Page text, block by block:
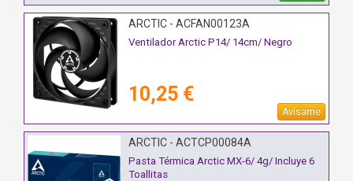
ARCTIC - ACFAN00123A
Ventilador Arctic P14/ 14cm/ Negro
10,25 €
Avísame
ARCTIC - ACTCP00084A
Pasta Térmica Arctic MX-6/ 4g/ Incluye 6
Toallitas